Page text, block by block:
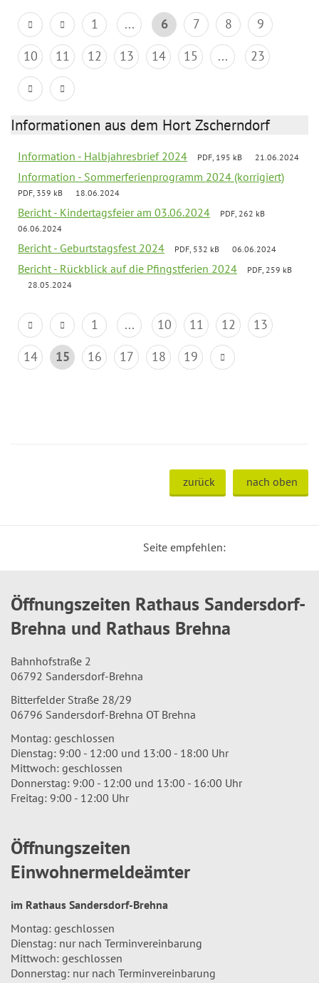
1 ... 6 7 8
9
10
11 12 13 14 15 ... 23
Informationen aus dem Hort Zscherndorf
Information - Halbjahresbrief 2024 PDF, 195 kB 21.06.2024
Information - Sommerferienprogramm 2024 (korrigiert)
PDF, 359 kB 18.06.2024
Bericht - Kindertagsfeier am 03.06.2024
PDF, 262 kB
06.06.2024
Bericht - Geburtstagsfest 2024 PDF, 532 kB 06.06.2024
Bericht - Rückblick auf die Pfingstferien 2024
PDF, 259 kB
28.05.2024
1 ... 10 11 12
13
14
15 16 17 18 19
zurück nach oben
Seite empfehlen:
Öffnungszeiten Rathaus Sandersdorf-
Brehna und Rathaus Brehna
Bahnhofstraße 2
06792 Sandersdorf-Brehna
Bitterfelder Straße 28/29
06796 Sandersdorf-Brehna OT Brehna
Montag: geschlossen
Dienstag: 9:00 - 12:00 und 13:00 - 18:00 Uhr
Mittwoch: geschlossen
Donnerstag: 9:00 - 12:00 und 13:00 - 16:00 Uhr
Freitag: 9:00 - 12:00 Uhr
Öffnungszeiten
Einwohnermeldeämter
im Rathaus Sandersdorf-Brehna
Montag: geschlossen
Dienstag: nur nach Terminvereinbarung
Mittwoch: geschlossen
Donnerstag: nur nach Terminvereinbarung